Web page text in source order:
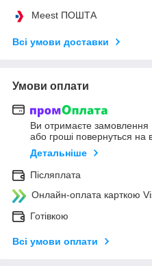
Meest ПОШТА
Всі умови доставки
Умови оплати
Ви отримаєте замовлення
або гроші повернуться на
Детальніше
Післяплата
Онлайн-оплата карткою
Готівкою
Всі умови оплати